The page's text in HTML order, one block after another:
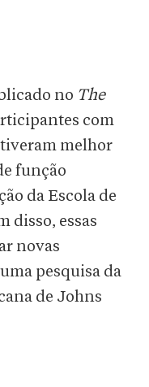
no The
com
melhor
função
da Escola de
disso, essas
novas
pesquisa da
de Johns